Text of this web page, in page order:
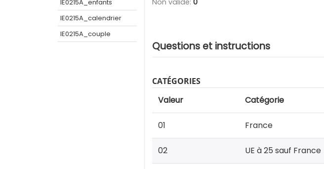
IE0215A_enfants
IE0215A_calendrier
IE0215A_couple
Questions et instructions
CATÉGORIES
Valeur Catégorie
01 France
02 UE à 25 sauf France